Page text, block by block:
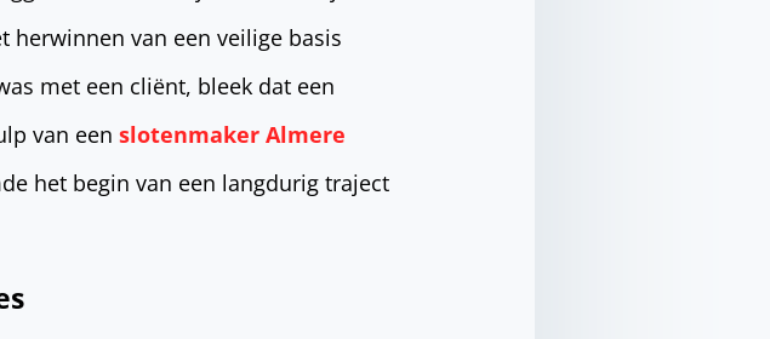
herwinnen van een veilige basis
met een cliënt, bleek dat een
van eenslotenmaker Almere
het begin van een langdurig traject